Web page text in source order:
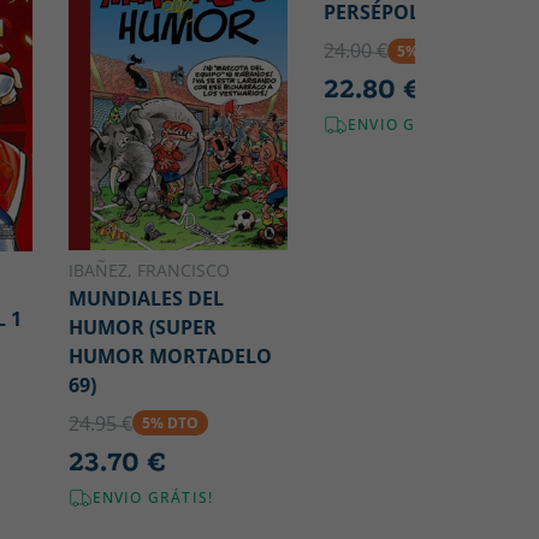
1
IBAÑEZ, FRANCISCO
MUNDIALES DEL
HUMOR (SUPER
HUMOR MORTADELO
69)
24.95 € 5% DTO
23.70 €
ENVIO GRÁTIS!
PERSÉPOLE
24.00 € 5% DTO
22.80 €
ENVIO GRÁTIS!